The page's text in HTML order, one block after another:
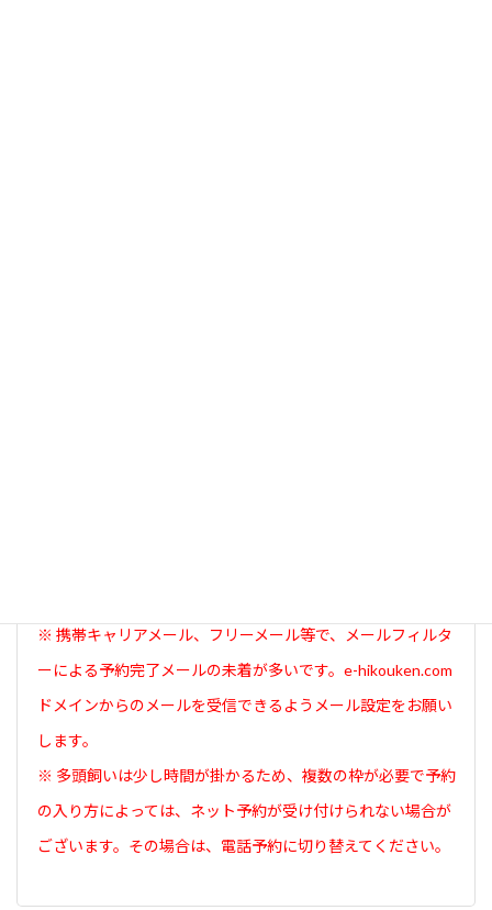
※ 携帯キャリアメール、フリーメール等で、メールフィルタ
ーによる予約完了メールの未着が多いです。e-hikouken.com
ドメインからのメールを受信できるようメール設定をお願い
します。
※ 多頭飼いは少し時間が掛かるため、複数の枠が必要で予約
の入り方によっては、ネット予約が受け付けられない場合が
ございます。その場合は、電話予約に切り替えてください。